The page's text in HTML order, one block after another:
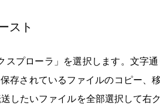
スト
プローラ」を選択します。文字
存されているファイルのコピー、
したいファイルを全部選択して右